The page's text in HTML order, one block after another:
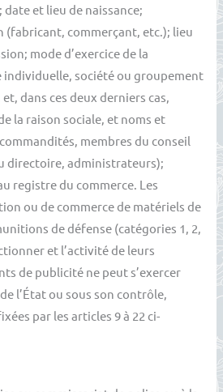
et lieu de naissance;
commerçant, etc.); lieu
mode d’exercice de la
société ou groupement
dans ces deux derniers cas,
la raison sociale, et noms et
membres du conseil
directoire, administrateurs);
registre du commerce. Les
ou de commerce de matériels de
de défense (catégories 1, 2,
et l’activité de leurs
de publicité ne peut s’exercer
l’État ou sous son contrôle,
par les articles 9 à 22 ci-